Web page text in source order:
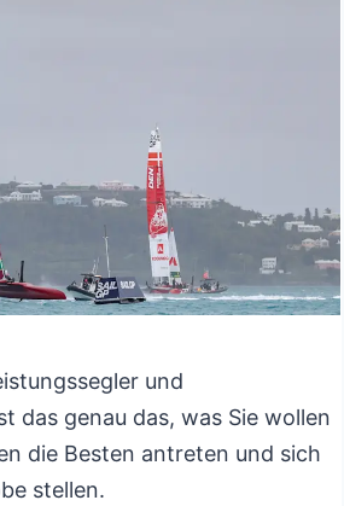
und
das genau das, was Sie wollen
die Besten antreten und sich
stellen.